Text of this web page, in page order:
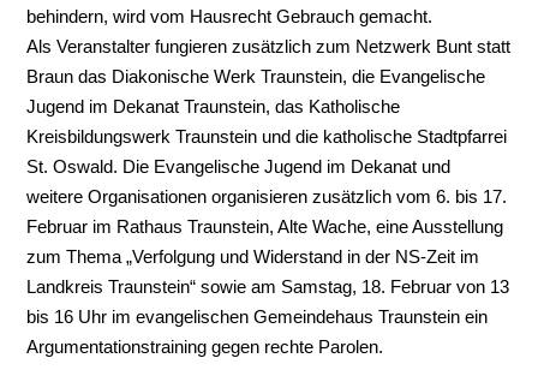
behindern, wird vom Hausrecht Gebrauch gemacht.
Als Veranstalter fungieren zusätzlich zum Netzwerk Bunt statt
Braun das Diakonische Werk Traunstein, die Evangelische
Jugend im Dekanat Traunstein, das Katholische
Kreisbildungswerk Traunstein und die katholische Stadtpfarrei
St. Oswald. Die Evangelische Jugend im Dekanat und
weitere Organisationen organisieren zusätzlich vom 6. bis 17.
Februar im Rathaus Traunstein, Alte Wache, eine Ausstellung
zum Thema „Verfolgung und Widerstand in der NS-Zeit im
Landkreis Traunstein“ sowie am Samstag, 18. Februar von 13
bis 16 Uhr im evangelischen Gemeindehaus Traunstein ein
Argumentationstraining gegen rechte Parolen.